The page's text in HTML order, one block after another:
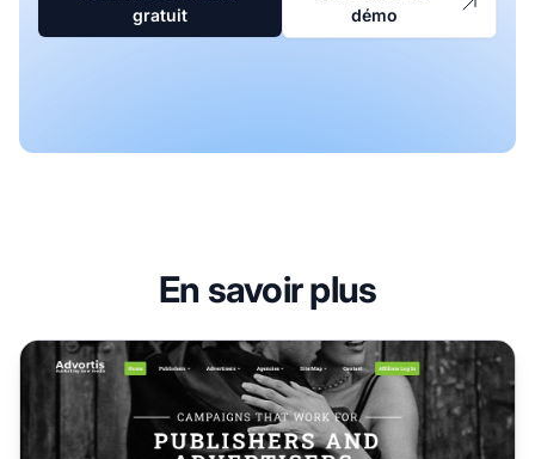
gratuit
démo
En savoir plus
Programme d'affiliation Advortis